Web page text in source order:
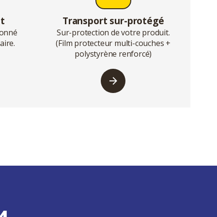
Transport sur-protégé
Sur-protection de votre produit.
(Film protecteur multi-couches +
polystyrène renforcé)